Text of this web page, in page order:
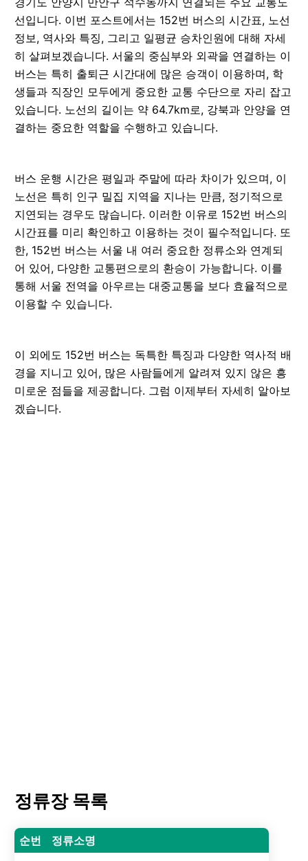
선입니다. 이번 포스트에서는 152번 버스의 시간표, 노선
정보, 역사와 특징, 그리고 일평균 승차인원에 대해 자세
히 살펴보겠습니다. 서울의 중심부와 외곽을 연결하는 이
버스는 특히 출퇴근 시간대에 많은 승객이 이용하며, 학
생들과 직장인 모두에게 중요한 교통 수단으로 자리 잡고
있습니다. 노선의 길이는 약 64.7km로, 강북과 안양을 연
결하는 중요한 역할을 수행하고 있습니다.
버스 운행 시간은 평일과 주말에 따라 차이가 있으며, 이
노선은 특히 인구 밀집 지역을 지나는 만큼, 정기적으로
지연되는 경우도 많습니다. 이러한 이유로 152번 버스의
시간표를 미리 확인하고 이용하는 것이 필수적입니다. 또
한, 152번 버스는 서울 내 여러 중요한 정류소와 연계되
어 있어, 다양한 교통편으로의 환승이 가능합니다. 이를
통해 서울 전역을 아우르는 대중교통을 보다 효율적으로
이용할 수 있습니다.
이 외에도 152번 버스는 독특한 특징과 다양한 역사적 배
경을 지니고 있어, 많은 사람들에게 알려져 있지 않은 흥
미로운 점들을 제공합니다. 그럼 이제부터 자세히 알아보
겠습니다.
정류장 목록
순번
정류소명